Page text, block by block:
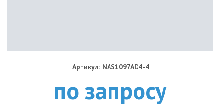
Артикул: NAS1097AD4-4
по запросу